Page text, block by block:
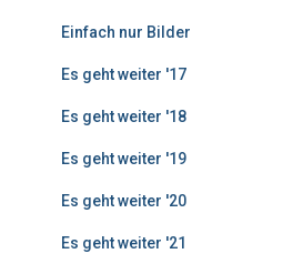
Einfach nur Bilder
Es geht weiter '17
Es geht weiter '18
Es geht weiter '19
Es geht weiter '20
Es geht weiter '21